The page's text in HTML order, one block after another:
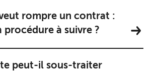
rompre un contrat :
procédure à suivre ?
peut-il sous-traiter